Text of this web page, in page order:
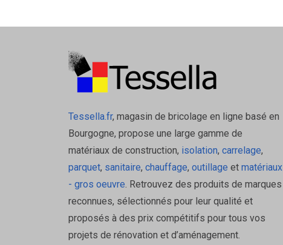
Tessella.fr, magasin de bricolage en ligne basé en
Bourgogne, propose une large gamme de
matériaux de construction, isolation, carrelage,
parquet, sanitaire, chauffage, outillage et matériaux
- gros oeuvre . Retrouvez des produits de marques
reconnues, sélectionnés pour leur qualité et
proposés à des prix compétitifs pour tous vos
projets de rénovation et d’aménagement.